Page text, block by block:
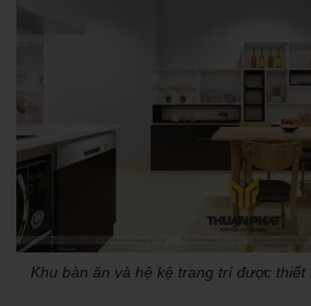
Khu bàn ăn và hệ kệ trang trí được thiết